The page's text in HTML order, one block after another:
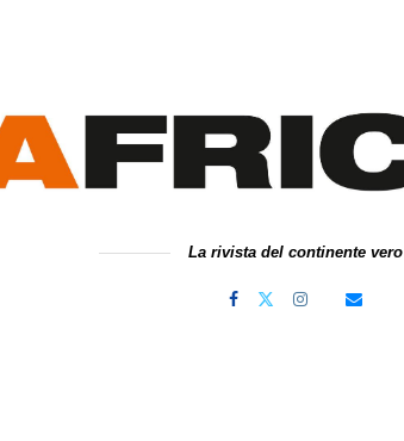
La rivista del continente vero